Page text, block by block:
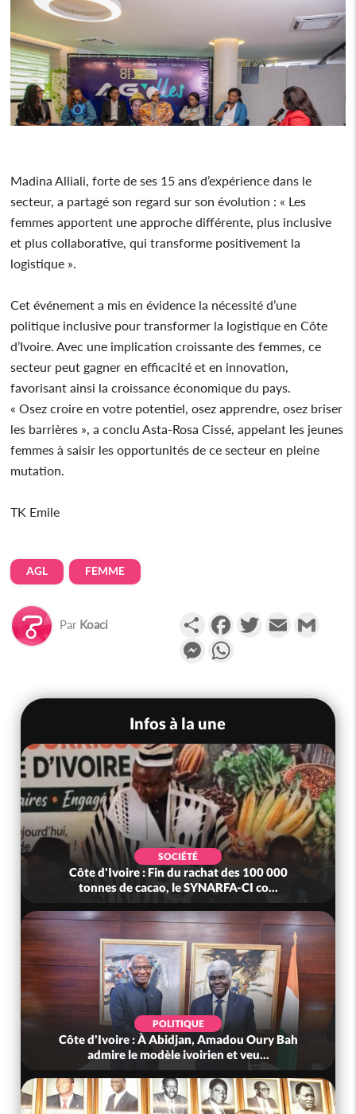
Madina Alliali, forte de ses 15 ans d’expérience dans le
secteur, a partagé son regard sur son évolution : « Les
femmes apportent une approche différente, plus inclusive
et plus collaborative, qui transforme positivement la
logistique ».
Cet événement a mis en évidence la nécessité d’une
politique inclusive pour transformer la logistique en Côte
d’Ivoire. Avec une implication croissante des femmes, ce
secteur peut gagner en efficacité et en innovation,
favorisant ainsi la croissance économique du pays.
« Osez croire en votre potentiel, osez apprendre, osez briser
les barrières », a conclu Asta-Rosa Cissé, appelant les jeunes
femmes à saisir les opportunités de ce secteur en pleine
mutation.
TK Emile
AGL FEMME
Par Koaci PartagerFacebookTwitterEmail
Messenger
Infos à la une
SOCIÉTÉ
Côte d'Ivoire : Fin du rachat des 100 000
tonnes de cacao, le SYNARFA-CI co...
POLITIQUE
Côte d'Ivoire : À Abidjan, Amadou Oury Bah
admire le modèle ivoirien et veu...